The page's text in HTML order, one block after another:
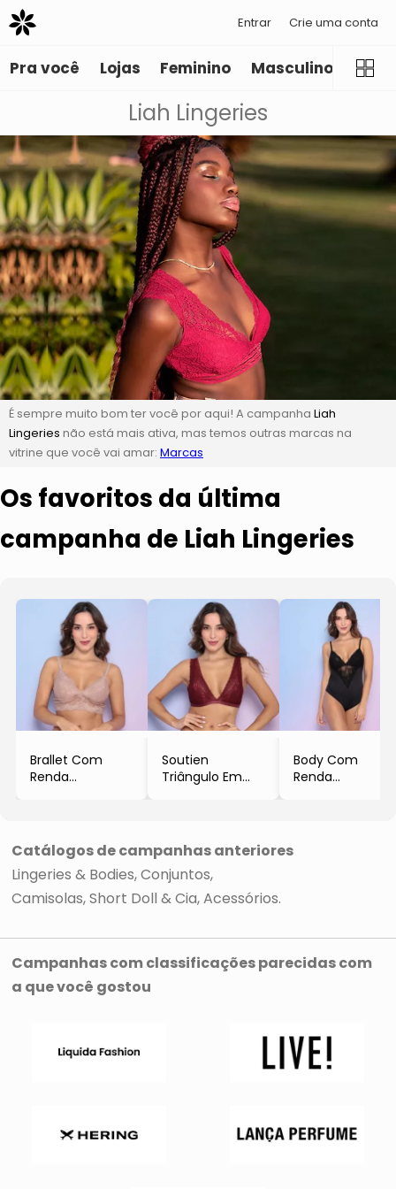
Entrar Crie uma conta
Pra você Lojas Feminino Masculino
Liah Lingeries
É sempre muito bom ter você por aqui! A campanha Liah
Lingeries não está mais ativa, mas temos outras marcas na
vitrine que você vai amar: Marcas
Os favoritos da última
campanha de Liah Lingeries
Brallet Com
Renda
Soutien
Triângulo Em
Body Com
Renda
Catálogos de campanhas anteriores
Lingeries & Bodies Conjuntos
Camisolas, Short Doll & Cia Acessórios
Campanhas com classificações parecidas com
a que você gostou